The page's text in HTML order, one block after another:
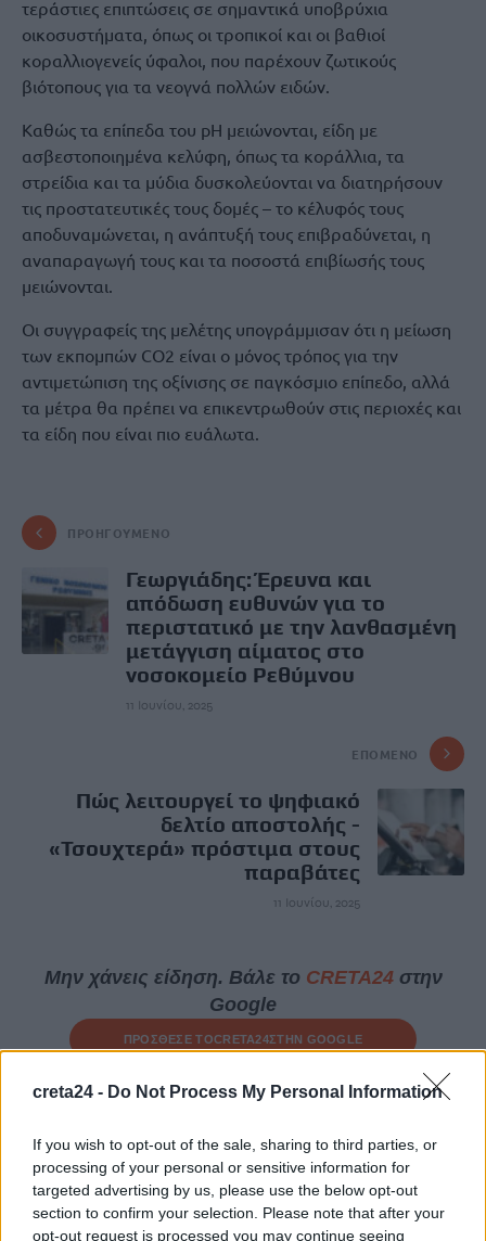
creta24 - Do Not Process My Personal Information
If you wish to opt-out of the sale, sharing to third parties, or
processing of your personal or sensitive information for
targeted advertising by us, please use the below opt-out
section to confirm your selection. Please note that after your
opt-out request is processed you may continue seeing
τεράστιες επιπτώσεις σε σημαντικά υποβρύχια
οικοσυστήματα, όπως οι τροπικοί και οι βαθιοί
κοραλλιογενείς ύφαλοι, που παρέχουν ζωτικούς
βιότοπους για τα νεογνά πολλών ειδών.
Καθώς τα επίπεδα του pH μειώνονται, είδη με
ασβεστοποιημένα κελύφη, όπως τα κοράλλια, τα
στρείδια και τα μύδια δυσκολεύονται να διατηρήσουν
τις προστατευτικές τους δομές – το κέλυφός τους
αποδυναμώνεται, η ανάπτυξή τους επιβραδύνεται, η
αναπαραγωγή τους και τα ποσοστά επιβίωσής τους
μειώνονται.
Οι συγγραφείς της μελέτης υπογράμμισαν ότι η μείωση
των εκπομπών CO2 είναι ο μόνος τρόπος για την
αντιμετώπιση της οξίνισης σε παγκόσμιο επίπεδο, αλλά
τα μέτρα θα πρέπει να επικεντρωθούν στις περιοχές και
τα είδη που είναι πιο ευάλωτα.
ΠΡΟΗΓΟΎΜΕΝΟ
Γεωργιάδης: Έρευνα και
απόδωση ευθυνών για το
περιστατικό με την λανθασμένη
μετάγγιση αίματος στο
νοσοκομείο Ρεθύμνου
11 Ιουνίου, 2025
ΕΠΌΜΕΝΟ
Πώς λειτουργεί το ψηφιακό
δελτίο αποστολής -
«Τσουχτερά» πρόστιμα στους
παραβάτες
11 Ιουνίου, 2025
Μην χάνεις είδηση. Βάλε το CRETA24στην
Google
ΠΡΟΣΘΕΣΕ ΤΟCRETA24ΣΤΗΝ GOOGLE
Ισπανία: Η συγκινητική επανένωση γυναίκας με τα
γαϊδουράκια της μετά τις πυρκαγιές
8 Αυγούστου, 2026